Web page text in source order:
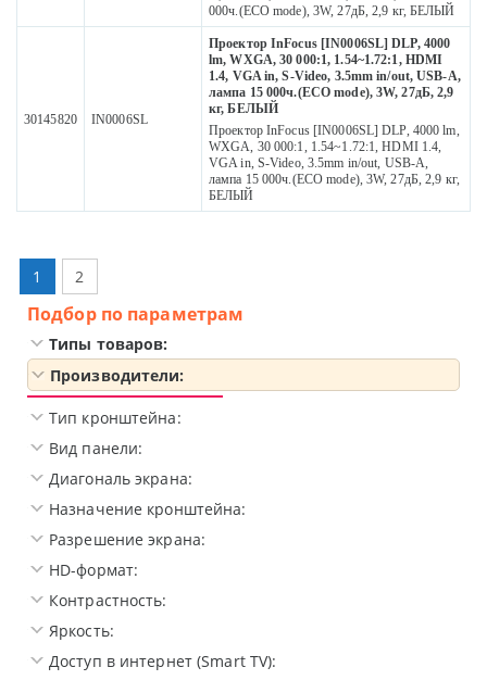
000ч.(ECO mode), 3W, 27дБ, 2,9 кг, БЕЛЫЙ
30145820 IN0006SL
Проектор InFocus [IN0006SL] DLP, 4000
lm, WXGA, 30 000:1, 1.54~1.72:1, HDMI
1.4, VGA in, S-Video, 3.5mm in/out, USB-A,
лампа 15 000ч.(ECO mode), 3W, 27дБ, 2,9
кг, БЕЛЫЙ
Проектор InFocus [IN0006SL] DLP, 4000 lm,
WXGA, 30 000:1, 1.54~1.72:1, HDMI 1.4,
VGA in, S-Video, 3.5mm in/out, USB-A,
лампа 15 000ч.(ECO mode), 3W, 27дБ, 2,9 кг,
БЕЛЫЙ
1 2
Подбор по параметрам
Типы товаров:
Производители:
Тип кронштейна:
Вид панели:
Диагональ экрана:
Назначение кронштейна:
Разрешение экрана:
HD-формат:
Контрастность:
Яркость:
Доступ в интернет (Smart TV):